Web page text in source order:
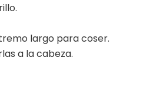
largo para coser.
a la cabeza.